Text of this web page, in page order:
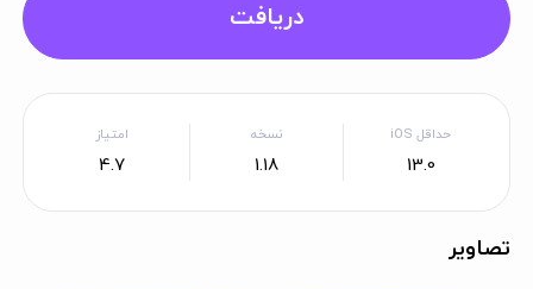
دریافت
حداقل iOS
13.0
نسخه
1.18
امتیاز
4.7
تصاویر